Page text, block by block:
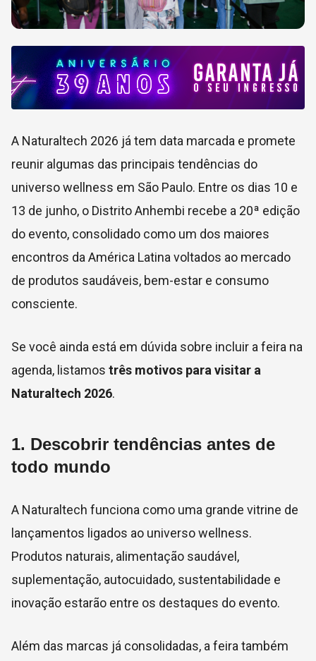
A Naturaltech 2026 já tem data marcada e promete
reunir algumas das principais tendências do
universo wellness em São Paulo. Entre os dias 10 e
13 de junho, o Distrito Anhembi recebe a 20ª edição
do evento, consolidado como um dos maiores
encontros da América Latina voltados ao mercado
de produtos saudáveis, bem-estar e consumo
consciente.
Se você ainda está em dúvida sobre incluir a feira na
agenda, listamos três motivos para visitar a
Naturaltech 2026.
1. Descobrir tendências antes de
todo mundo
A Naturaltech funciona como uma grande vitrine de
lançamentos ligados ao universo wellness.
Produtos naturais, alimentação saudável,
suplementação, autocuidado, sustentabilidade e
inovação estarão entre os destaques do evento.
Além das marcas já consolidadas, a feira também